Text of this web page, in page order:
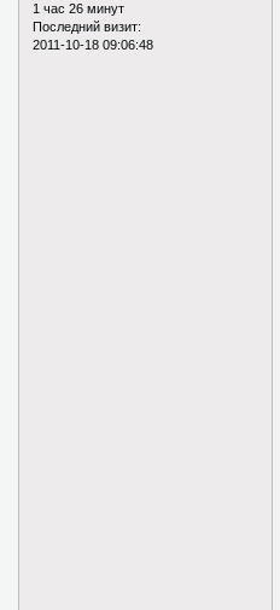
1 час 26 минут
Последний визит:
2011-10-18 09:06:48